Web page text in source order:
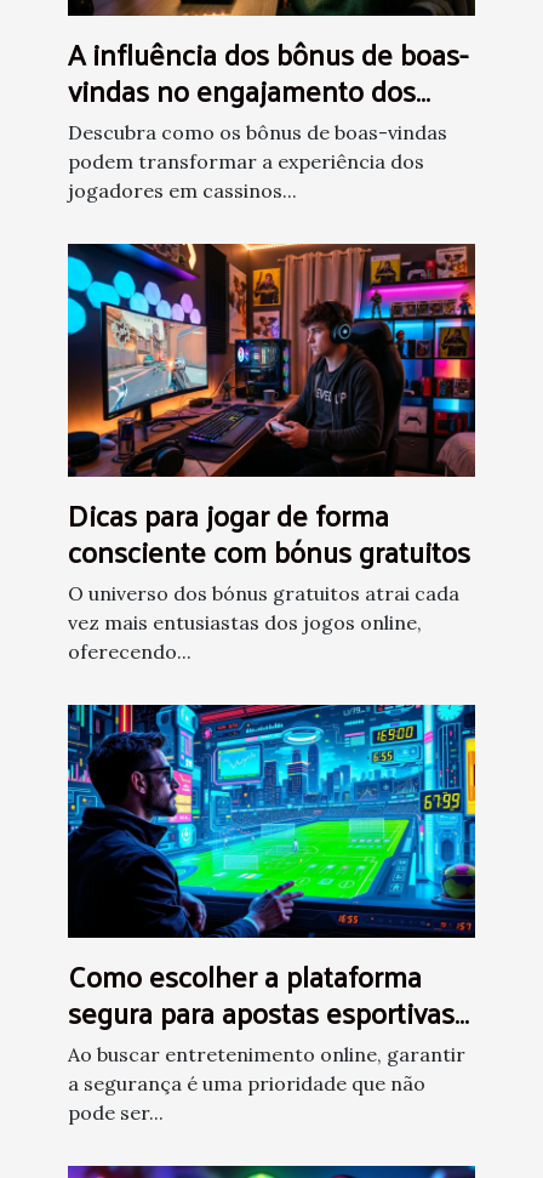
A influência dos bônus de boas-
vindas no engajamento dos
jogadores de cassino virtual
Descubra como os bônus de boas-vindas
podem transformar a experiência dos
jogadores em cassinos...
Dicas para jogar de forma
consciente com bónus gratuitos
O universo dos bónus gratuitos atrai cada
vez mais entusiastas dos jogos online,
oferecendo...
Como escolher a plataforma
segura para apostas esportivas
e jogos de cassino online?
Ao buscar entretenimento online, garantir
a segurança é uma prioridade que não
pode ser...